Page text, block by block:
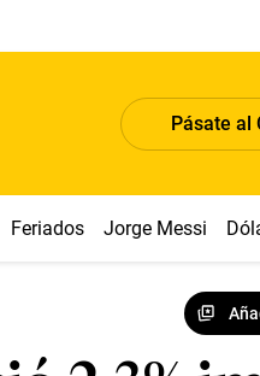
Pásate al
Feriados Jorge Messi